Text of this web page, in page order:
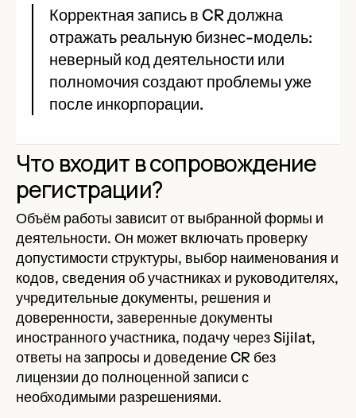
Корректная запись в CR должна
отражать реальную бизнес-модель:
неверный код деятельности или
полномочия создают проблемы уже
после инкорпорации.
Что входит в сопровождение
регистрации?
Объём работы зависит от выбранной формы и
деятельности. Он может включать проверку
допустимости структуры, выбор наименования и
кодов, сведения об участниках и руководителях,
учредительные документы, решения и
доверенности, заверенные документы
иностранного участника, подачу через Sijilat,
ответы на запросы и доведение CR без
лицензии до полноценной записи с
необходимыми разрешениями.